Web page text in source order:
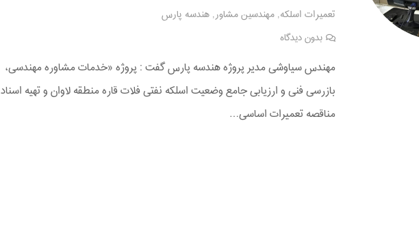
تعمیرات اسلکه,مهندسین مشاور,هندسه پارس
بدون دیدگاه
مهندس سیاوشی مدیر پروژه هندسه پارس گفت : پروژه «خدمات مشاوره مهندسی،
بازرسی فنی و ارزیابی جامع وضعیت اسلکه نفتی فلات قاره منطقه لاوان و تهیه اسناد
مناقصه تعمیرات اساسی…